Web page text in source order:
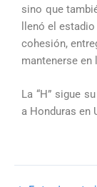
sino que
llenó el
cohesión,
mantenerse en
La “H” sigue
a Honduras en